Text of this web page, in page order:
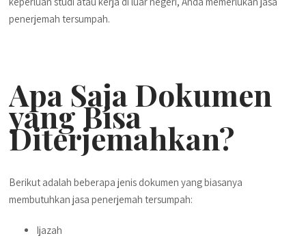
penerjemah tersumpah.
Apa Saja Dokumen
yang Bisa
Diterjemahkan?
Berikut adalah beberapa jenis dokumen yang biasanya
membutuhkan jasa penerjemah tersumpah:
Ijazah